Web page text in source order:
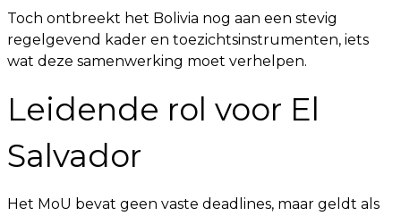
Toch ontbreekt het Bolivia nog aan een stevig
regelgevend kader en toezichtsinstrumenten, iets
wat deze samenwerking moet verhelpen.
Leidende rol voor El
Salvador
Het MoU bevat geen vaste deadlines, maar geldt als